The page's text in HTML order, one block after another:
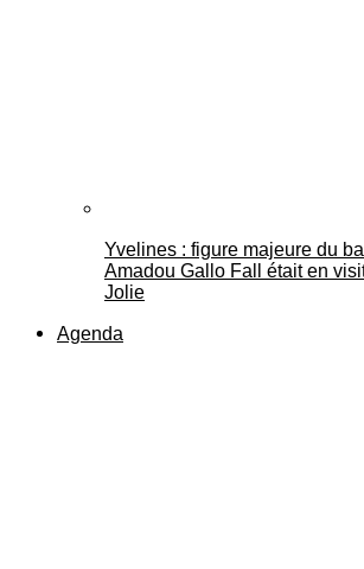
Yvelines : figure majeure du
Amadou Gallo Fall était en
Jolie
Agenda